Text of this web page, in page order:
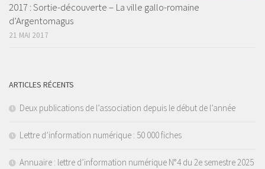
2017 : Sortie-découverte – La ville gallo-romaine
d’Argentomagus
21 MAI 2017
ARTICLES RÉCENTS
Deux publications de l’association depuis le début de l’année
Lettre d’information numérique : 50 000 fiches
Annuaire : lettre d’information numérique N°4 du 2e semestre 2025